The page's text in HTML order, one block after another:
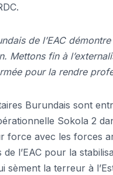
de l’EAC
Mettons fin à
pour la rendre
Burundais sont
Sokola 2
force avec les forces
l’EAC pour la
sèment la terreur à